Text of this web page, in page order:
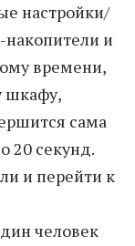
настройки/
накопители и
времени,
шкафу,
сама
20 секунд.
и перейти к
человек